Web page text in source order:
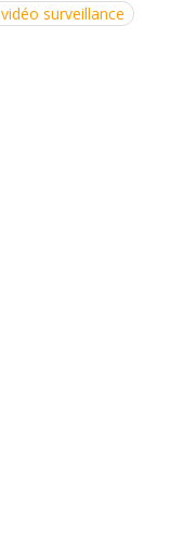
vidéo surveillance